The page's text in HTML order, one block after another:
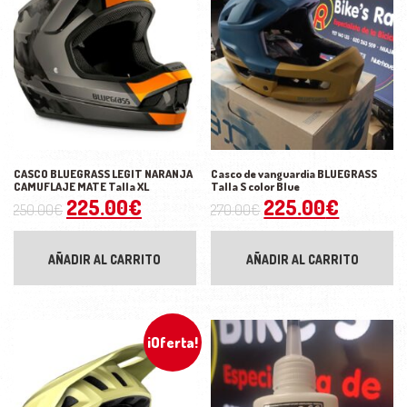
CASCO BLUEGRASS LEGIT NARANJA
CAMUFLAJE MATE Talla XL
250.00€ El precio original era: 250.00€.
225.00€ El precio actual es: 225.00€.
AÑADIR AL CARRITO
Casco de vanguardia BLUEGRASS
Talla S color Blue
270.00€ El precio
225.00€
AÑADIR AL CARRITO
¡Oferta!